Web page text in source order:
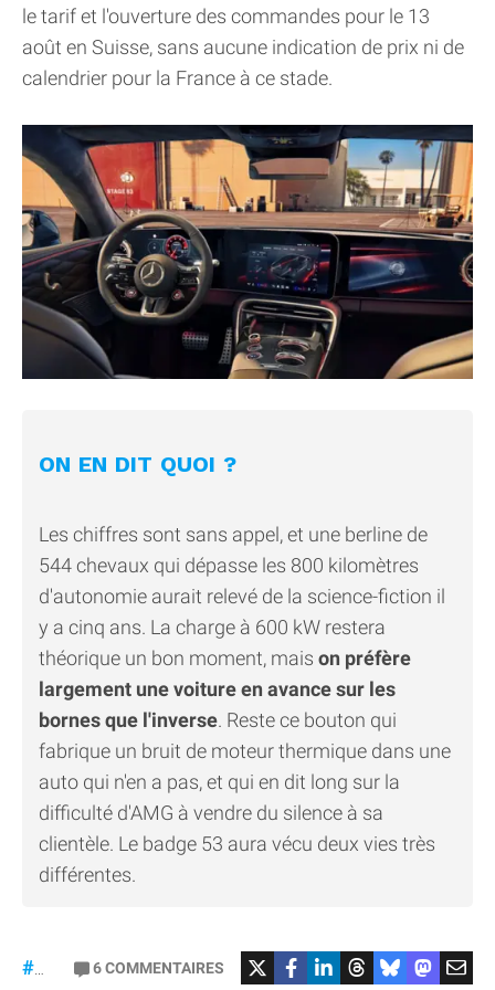
le tarif et l'ouverture des commandes pour le 13
août en Suisse, sans aucune indication de prix ni de
calendrier pour la France à ce stade.
ON EN DIT QUOI ?
Les chiffres sont sans appel, et une berline de
544 chevaux qui dépasse les 800 kilomètres
d'autonomie aurait relevé de la science-fiction il
y a cinq ans. La charge à 600 kW restera
théorique un bon moment, mais on préfère
largement une voiture en avance sur les
bornes que l'inverse. Reste ce bouton qui
fabrique un bruit de moteur thermique dans une
auto qui n'en a pas, et qui en dit long sur la
difficulté d'AMG à vendre du silence à sa
clientèle. Le badge 53 aura vécu deux vies très
différentes.
#gt53 #Mercedes
6COMMENTAIRES